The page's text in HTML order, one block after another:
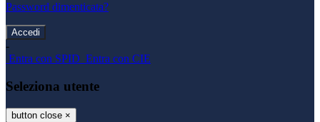
Password dimenticata?
-
Entra con SPID Entra con CIE
Seleziona utente
button close ×